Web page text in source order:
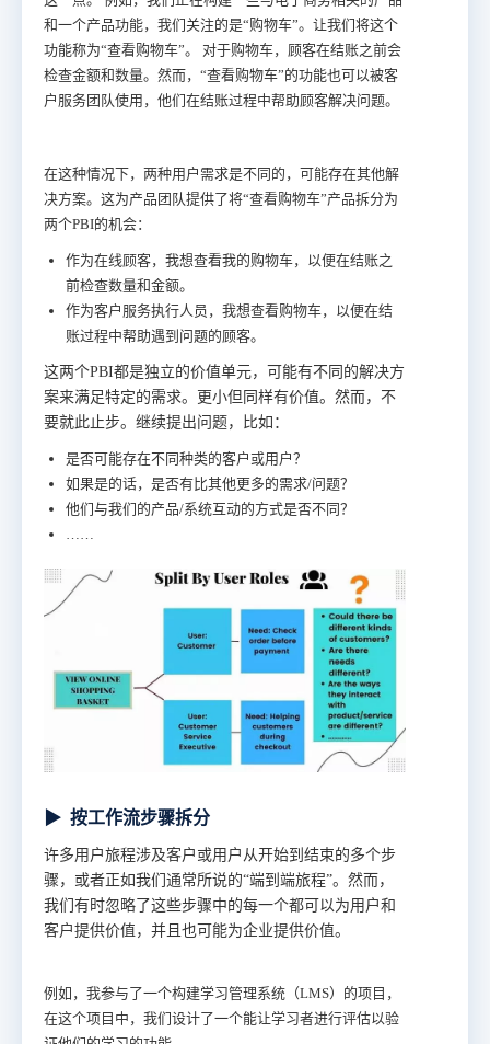
和一个产品功能，我们关注的是“购物车”。让我们将这个
功能称为“查看购物车”。
对于购物车，顾客在结账之前会
检查金额和数量。然而，“查看购物车”的功能也可以被客
户服务团队使用，他们在结账过程中帮助顾客解决问题。
在这种情况下，两种用户需求是不同的，可能存在其他解
决方案。这为产品团队提供了将“查看购物车”产品拆分为
两个PBI的机会：
作为在线顾客，我想查看我的购物车，以便在结账之
前检查数量和金额。
作为客户服务执行人员，我想查看购物车，以便在结
账过程中帮助遇到问题的顾客。
这两个PBI都是独立的价值单元，可能有不同的解决方
案来满足特定的需求。更小但同样有价值。然而，不
要就此止步。继续提出问题，比如：
是否可能存在不同种类的客户或用户？
如果是的话，是否有比其他更多的需求/问题？
他们与我们的产品/系统互动的方式是否不同？
▶ 按工作流步骤拆分
许多用户旅程涉及客户或用户从开始到结束的多个步
骤，或者正如我们通常所说的“端到端旅程”。然而，
我们有时忽略了这些步骤中的每一个都可以为用户和
客户提供价值，并且也可能为企业提供价值。
例如，我参与了一个构建学习管理系统（LMS）的项目，
在这个项目中，我们设计了一个能让学习者进行评估以验